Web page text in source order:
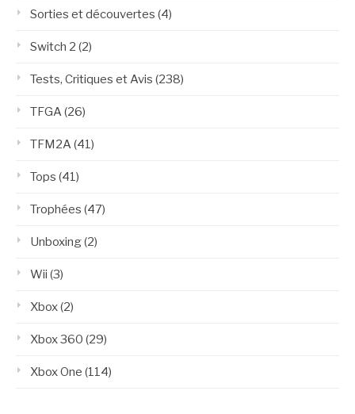
Sorties et découvertes (4)
Switch 2 (2)
Tests, Critiques et Avis (238)
TFGA(26)
TFM2A(41)
Tops (41)
Trophées (47)
Unboxing(2)
Wii (3)
Xbox(2)
Xbox 360 (29)
Xbox One (114)